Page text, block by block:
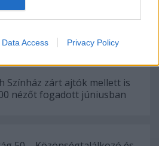
to enable storage
to enable storage
to enable storage
authentication
prevention, and other
Data Access Privacy Policy
Színház zárt ajtók mellett is
nézőt fogadott júniusban